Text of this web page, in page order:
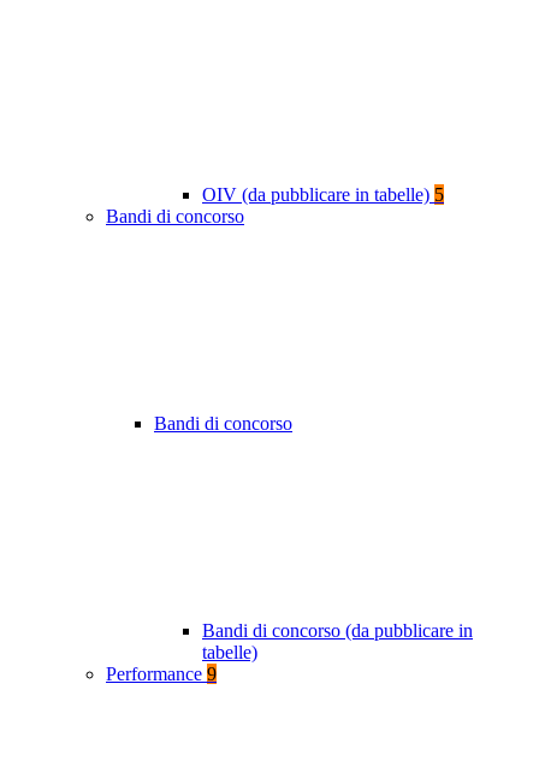
OIV (da pubblicare in tabelle) 5
Bandi di concorso
Bandi di concorso
Bandi di concorso (da pubblicare in
tabelle)
Performance 9